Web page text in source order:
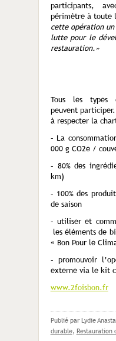
participants,
périmètre à toute
cette opération
lutte pour le
restauration.»
Tous les types
peuvent
à respecter la
– La
000 g CO2e /
– 80% des
km)
– 100% des
de saison
– utiliser et
les éléments de
« Bon Pour le
– promouvoir
externe via le kit
www.2foisbon.fr
Publié par Lydie
durable, Restauration